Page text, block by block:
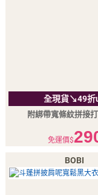
全現貨↘49折
附綁帶寬條紋拼接
免運價$
BOBI